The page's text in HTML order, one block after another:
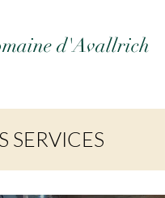
d'Avallrich
SERVICES